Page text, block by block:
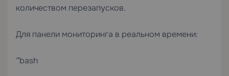
количеством перезапусков.
Для панели мониторинга в реальном времени:
“`bash